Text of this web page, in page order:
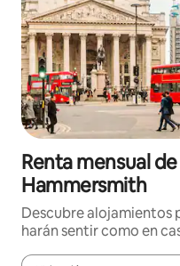
Renta mensual
Hammersmith
Descubre alojamientos
harán sentir como en